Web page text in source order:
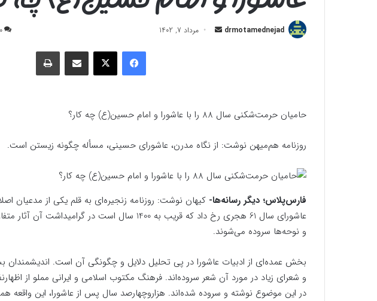
drmotamednejad
ارسال مرداد 7, 1402 0
فیسبوک ایکس اشتراک گذاری با ایمیل چاپ
حامیان حرمت‌شکنی سال 88 را با عاشورا و امام حسین(ع) چه کار؟
روزنامه هم‌میهن نوشت: از نگاه مدرن، عاشورای حسینی، مسأله چگونه زیستن است.
فارس‌پلاس؛ دیگر رسانه‌ها- کیهان نوشت: روزنامه زنجیره‌ای به قلم یکی از مدعیان
عاشورای سال 61 هجری رخ داد که قریب به 1400 سال است در
و نوحه‌ها سروده می‌شوند.
بخش عمده‌ای از ادبیات عاشورا در پی تحلیل دلایل و چگونگی آن است. اندیشمندان
و شعرای زیاد در مورد آن شعر سروده‌اند. فرهنگ مکتوب اسلامی و ایرانی مملو از
در این موضوع نوشته و سروده شده‌اند. هزاروچهارصد سال پس از عاشورا، این واقعه